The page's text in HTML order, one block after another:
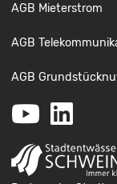
AGB Mieterstrom
AGB
AGB
Youtube